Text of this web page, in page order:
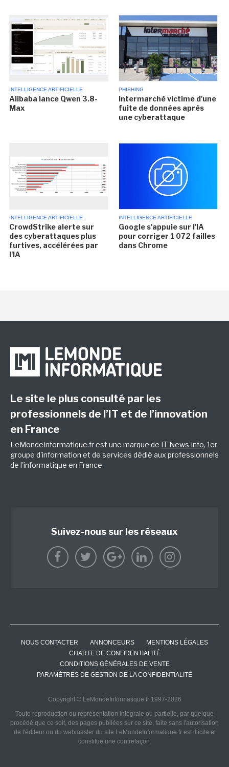
INTELLIGENCE ARTIFICIELLE
Alibaba lance Qwen 3.8-
Max
PHISHING
Intermarché victime d'une
fuite de données après
une cyberattaque
INTELLIGENCE ARTIFICIELLE
CrowdStrike alerte sur
des cyberattaques plus
furtives, accélérées par
l'IA
INTELLIGENCE ARTIFICIELLE
Google s'appuie sur l'IA
pour corriger 1 072 failles
dans Chrome
Le site le plus consulté par les
professionnels de l’IT et de l’innovation
en France
LeMondeInformatique.fr est une marque de IT News Info, 1er
groupe d'information et de services dédié aux professionnels
de l'informatique en France.
Suivez-nous sur les réseaux
NOUS CONTACTER ANNONCEURS
MENTIONS LÉGALES
CHARTE DE CONFIDENTIALITÉ
CONDITIONS GÉNÉRALES DE VENTE
PARAMÈTRES DE GESTION DE LA CONFIDENTIALITÉ
Copyright © LeMondeInformatique.fr 1997-2026
Toute reproduction ou représentation intégrale ou partielle, par quelque
procédé que ce soit, des pages publiées sur ce site, faite sans l'autorisation
de l'éditeur ou du webmaster du site LeMondeInformatique.fr est illicite et
constitue une contrefaçon.